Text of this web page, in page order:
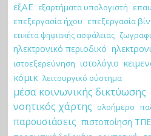
εξΑΕ εξαρτήματα υπολογιστή
επεξεργασία ήχου επεξεργασία
ετικέτα ψηφιακής ασφάλειας
ηλεκτρονικό περιοδικό
ιστοεξερεύνηση ιστολόγιο
κόμικ λειτουργικό σύστημα
μέσα κοινωνικής δικτύωσης
νοητικός χάρτης ολοήμερο
παρουσιάσεις πιστοποίηση ΤΠΕ